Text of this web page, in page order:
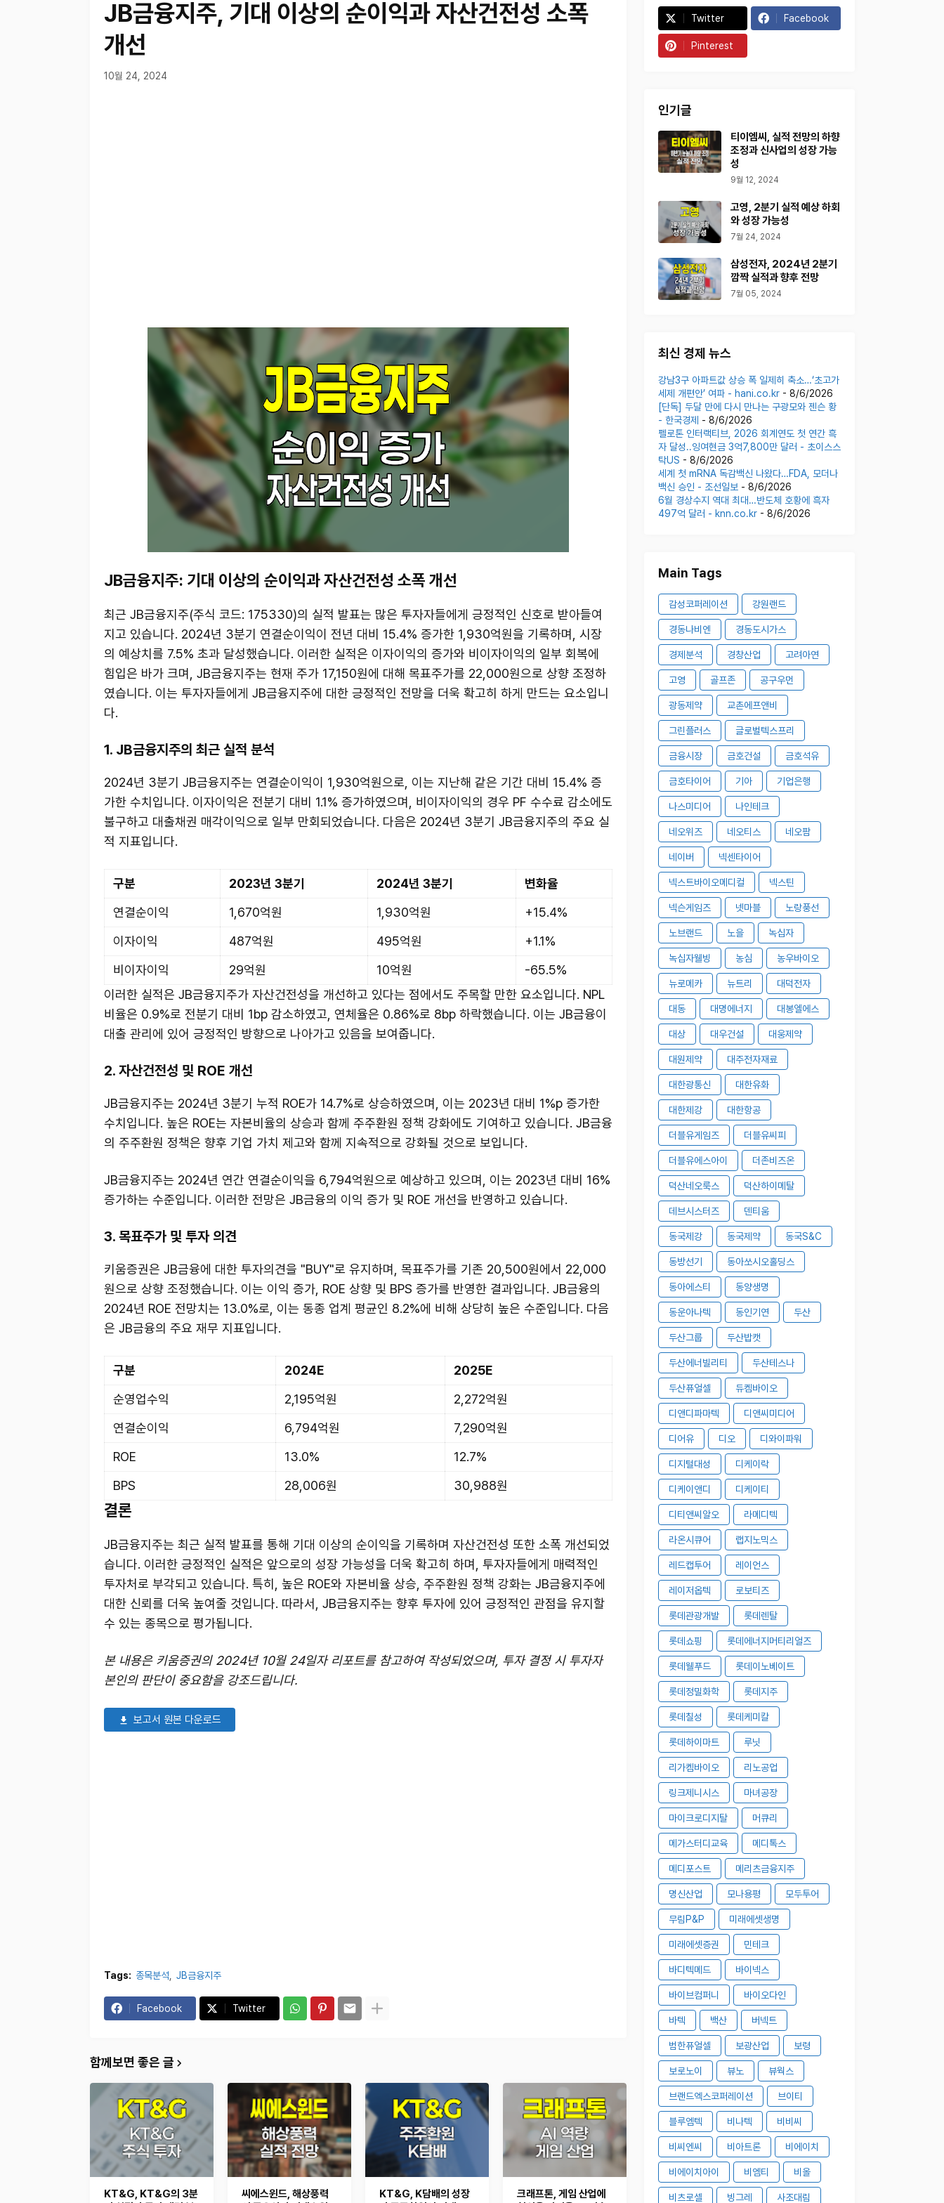
JB금융지주, 기대 이상의 순이익과 자산건전성 소폭
개선
10월 24, 2024
JB금융지주: 기대 이상의 순이익과 자산건전성 소폭 개선
최근 JB금융지주(주식 코드: 175330)의 실적 발표는 많은 투자자들에게 긍정적인 신호로 받아들여
지고 있습니다. 2024년 3분기 연결순이익이 전년 대비 15.4% 증가한 1,930억원을 기록하며, 시장
의 예상치를 7.5% 초과 달성했습니다. 이러한 실적은 이자이익의 증가와 비이자이익의 일부 회복에
힘입은 바가 크며, JB금융지주는 현재 주가 17,150원에 대해 목표주가를 22,000원으로 상향 조정하
였습니다. 이는 투자자들에게 JB금융지주에 대한 긍정적인 전망을 더욱 확고히 하게 만드는 요소입니
다.
1. JB금융지주의 최근 실적 분석
2024년 3분기 JB금융지주는 연결순이익이 1,930억원으로, 이는 지난해 같은 기간 대비 15.4% 증
가한 수치입니다. 이자이익은 전분기 대비 1.1% 증가하였으며, 비이자이익의 경우 PF 수수료 감소에도
불구하고 대출채권 매각이익으로 일부 만회되었습니다. 다음은 2024년 3분기 JB금융지주의 주요 실
적 지표입니다.
구분 2023년 3분기 2024년 3분기
변화율
연결순이익
1,670억원 1,930억원
+15.4%
이자이익
487억원 495억원
+1.1%
비이자이익
29억원 10억원
-65.5%
이러한 실적은 JB금융지주가 자산건전성을 개선하고 있다는 점에서도 주목할 만한 요소입니다. NPL
비율은 0.9%로 전분기 대비 1bp 감소하였고, 연체율은 0.86%로 8bp 하락했습니다. 이는 JB금융이
대출 관리에 있어 긍정적인 방향으로 나아가고 있음을 보여줍니다.
2. 자산건전성 및 ROE 개선
JB금융지주는 2024년 3분기 누적 ROE가 14.7%로 상승하였으며, 이는 2023년 대비 1%p 증가한
수치입니다. 높은 ROE는 자본비율의 상승과 함께 주주환원 정책 강화에도 기여하고 있습니다. JB금융
의 주주환원 정책은 향후 기업 가치 제고와 함께 지속적으로 강화될 것으로 보입니다.
JB금융지주는 2024년 연간 연결순이익을 6,794억원으로 예상하고 있으며, 이는 2023년 대비 16%
증가하는 수준입니다. 이러한 전망은 JB금융의 이익 증가 및 ROE 개선을 반영하고 있습니다.
3. 목표주가 및 투자 의견
키움증권은 JB금융에 대한 투자의견을 "BUY"로 유지하며, 목표주가를 기존 20,500원에서 22,000
원으로 상향 조정했습니다. 이는 이익 증가, ROE 상향 및 BPS 증가를 반영한 결과입니다. JB금융의
2024년 ROE 전망치는 13.0%로, 이는 동종 업계 평균인 8.2%에 비해 상당히 높은 수준입니다. 다음
은 JB금융의 주요 재무 지표입니다.
구분 2024E
2025E
순영업수익
2,195억원
2,272억원
연결순이익
6,794억원
7,290억원
ROE
13.0%
12.7%
BPS
28,006원 30,988원
결론
JB금융지주는 최근 실적 발표를 통해 기대 이상의 순이익을 기록하며 자산건전성 또한 소폭 개선되었
습니다. 이러한 긍정적인 실적은 앞으로의 성장 가능성을 더욱 확고히 하며, 투자자들에게 매력적인
투자처로 부각되고 있습니다. 특히, 높은 ROE와 자본비율 상승, 주주환원 정책 강화는 JB금융지주에
대한 신뢰를 더욱 높여줄 것입니다. 따라서, JB금융지주는 향후 투자에 있어 긍정적인 관점을 유지할
수 있는 종목으로 평가됩니다.
본 내용은 키움증권의 2024년 10월 24일자 리포트를 참고하여 작성되었으며, 투자 결정 시 투자자
본인의 판단이 중요함을 강조드립니다.
보고서 원본 다운로드
Tags: 종목분석 JB금융지주
Facebook Twitter
함께보면 좋은 글
KT&G, KT&G의 3분
씨에스윈드, 해상풍력
KT&G, K담배의 성장
크래프톤, 게임 산업에
Twitter Facebook
Pinterest
인기글
티이엠씨, 실적 전망의 하향
조정과 신사업의 성장 가능
성
9월 12, 2024
고영, 2분기 실적 예상 하회
와 성장 가능성
7월 24, 2024
삼성전자, 2024년 2분기
깜짝 실적과 향후 전망
7월 05, 2024
최신 경제 뉴스
강남3구 아파트값 상승 폭 일제히 축소…‘초고가
세제 개편안’ 여파 - hani.co.kr- 8/6/2026
[단독] 두달 만에 다시 만나는 구광모와 젠슨 황
- 한국경제 - 8/6/2026
펠로톤 인터랙티브, 2026 회계연도 첫 연간 흑
자 달성..잉여현금 3억7,800만 달러 - 초이스스
탁US - 8/6/2026
세계 첫 mRNA 독감백신 나왔다…FDA, 모더나
백신 승인 - 조선일보 - 8/6/2026
6월 경상수지 역대 최대…반도체 호황에 흑자
497억 달러 - knn.co.kr- 8/6/2026
Main Tags
감성코퍼레이션 강원랜드
경동나비엔 경동도시가스
경제분석 경창산업 고려아연
고영 골프존 공구우먼
광동제약 교촌에프앤비
그린플러스 글로벌텍스프리
금융시장 금호건설 금호석유
금호타이어 기아 기업은행
나스미디어 나인테크
네오위즈 네오티스 네오팜
네이버 넥센타이어
넥스트바이오메디컬 넥스틴
넥슨게임즈 넷마블 노랑풍선
노브랜드 노을 녹십자
녹십자웰빙 농심 농우바이오
뉴로메카 뉴트리 대덕전자
대동 대명에너지 대봉엘에스
대상 대우건설 대웅제약
대원제약 대주전자재료
대한광통신 대한유화
대한제강 대한항공
더블유게임즈 더블유씨피
더블유에스아이 더존비즈온
덕산네오룩스 덕산하이메탈
데브시스터즈 덴티움
동국제강 동국제약 동국S&C
동방선기 동아쏘시오홀딩스
동아에스티 동양생명
동운아나텍 동인기연 두산
두산그룹 두산밥캣
두산에너빌리티 두산테스나
두산퓨얼셀 듀켐바이오
디앤디파마텍 디앤씨미디어
디어유 디오 디와이파워
디지털대성 디케이락
디케이앤디 디케이티
디티앤씨알오 라메디텍
라온시큐어 랩지노믹스
레드캡투어 레이언스
레이저옵텍 로보티즈
롯데관광개발 롯데렌탈
롯데쇼핑 롯데에너지머티리얼즈
롯데웰푸드 롯데이노베이트
롯데정밀화학 롯데지주
롯데칠성 롯데케미칼
롯데하이마트 루닛
리가켐바이오 리노공업
링크제니시스 마녀공장
마이크로디지탈 머큐리
메가스터디교육 메디톡스
메디포스트 메리츠금융지주
명신산업 모나용평 모두투어
무림P&P 미래에셋생명
미래에셋증권 민테크
바디텍메드 바이넥스
바이브컴퍼니 바이오다인
바텍 백산 버넥트
범한퓨얼셀 보광산업 보령
보로노이 뷰노 뷰웍스
브랜드엑스코퍼레이션 브이티
블루엠텍 비나텍 비비씨
비씨엔씨 비아트론 비에이치
비에이치아이 비엠티 비올
비츠로셀 빙그레 사조대림